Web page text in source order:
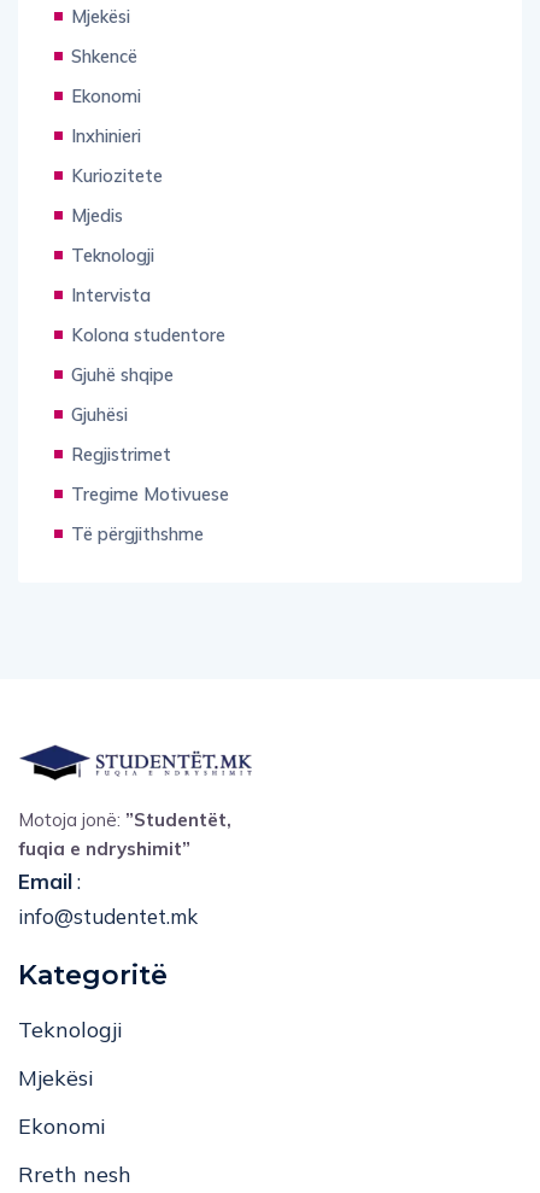
Mjekësi
Shkencë
Ekonomi
Inxhinieri
Kuriozitete
Mjedis
Teknologji
Intervista
Kolona studentore
Gjuhë shqipe
Gjuhësi
Regjistrimet
Tregime Motivuese
Të përgjithshme
Motoja jonë: ”Studentët,
fuqia e ndryshimit”
Email:
info@studentet.mk
Kategoritë
Teknologji
Mjekësi
Ekonomi
Rreth nesh